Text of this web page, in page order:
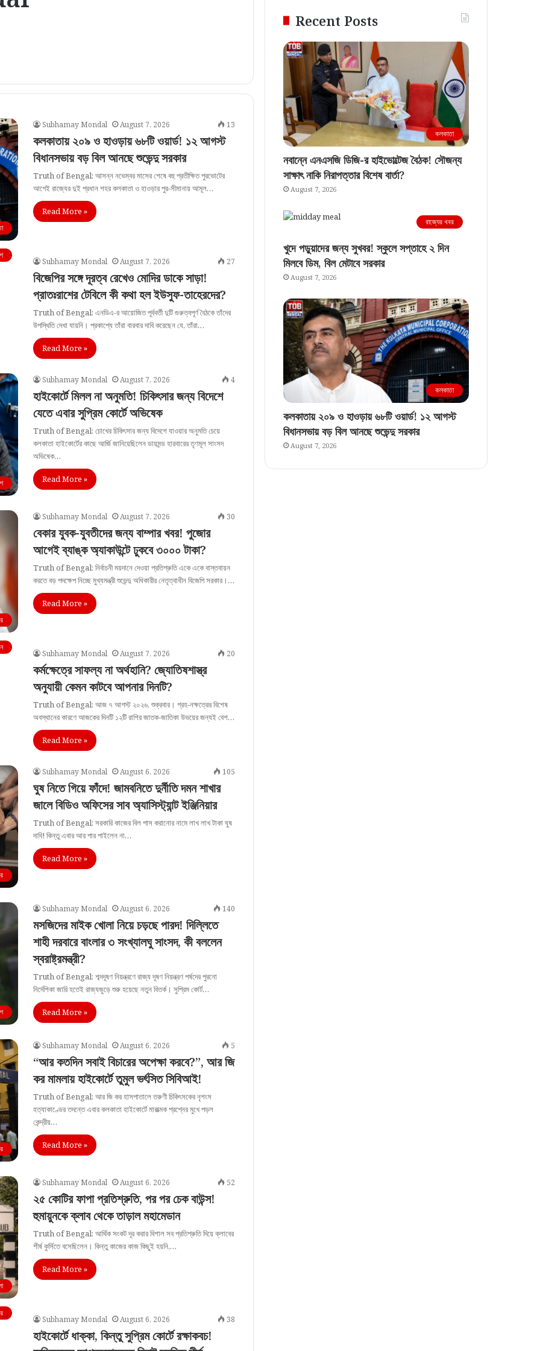
Subhamay Mondal August 7, 2026 13
কলকাতায় ২০৯ ও হাওড়ায় ৬৮টি ওয়ার্ড! ১২ আগস্ট
বিধানসভায় বড় বিল আনছে শুভেন্দু সরকার
Truth of Bengal: আসন্ন নভেম্বর মাসের শেষে বহু প্রতীক্ষিত পুরভোটের
আগেই রাজ্যের দুই প্রধান শহর কলকাতা ও হাওড়ার পুর-সীমানায় আমূল…
Read More »
Subhamay Mondal August 7, 2026 27
বিজেপির সঙ্গে দূরত্ব রেখেও মোদির ডাকে সাড়া!
প্রাতঃরাশের টেবিলে কী কথা হল ইউসুফ-তাহেরদের?
Truth of Bengal: এনডিএ-র আয়োজিত পূর্ববর্তী দুটি গুরুত্বপূর্ণ বৈঠকে তাঁদের
উপস্থিতি দেখা যায়নি। প্রকাশ্যে তাঁরা বারবার দাবি করেছেন যে, তাঁরা…
Read More »
Subhamay Mondal August 7, 2026 4
হাইকোর্টে মিলল না অনুমতি! চিকিৎসার জন্য বিদেশে
যেতে এবার সুপ্রিম কোর্টে অভিষেক
Truth of Bengal: চোখের চিকিৎসার জন্য বিদেশে যাওয়ার অনুমতি চেয়ে
কলকাতা হাইকোর্টের কাছে আর্জি জানিয়েছিলেন ডায়মন্ড হারবারের তৃণমূল সাংসদ
অভিষেক…
Read More »
Subhamay Mondal August 7, 2026 30
বেকার যুবক-যুবতীদের জন্য বাম্পার খবর! পুজোর
আগেই ব্যাঙ্ক অ্যাকাউন্টে ঢুকবে ৩০০০ টাকা?
Truth of Bengal: নির্বাচনী ময়দানে দেওয়া প্রতিশ্রুতি একে একে বাস্তবায়ন
করতে বড় পদক্ষেপ নিচ্ছে মুখ্যমন্ত্রী শুভেন্দু অধিকারীর নেতৃত্বাধীন বিজেপি সরকার।…
Read More »
Subhamay Mondal August 7, 2026 20
কর্মক্ষেত্রে সাফল্য না অর্থহানি? জ্যোতিষশাস্ত্র
অনুযায়ী কেমন কাটবে আপনার দিনটি?
Truth of Bengal: আজ ৭ আগস্ট ২০২৬, শুক্রবার। গ্রহ-নক্ষত্রের বিশেষ
অবস্থানের কারণে আজকের দিনটি ১২টি রাশির জাতক-জাতিকা উভয়ের জন্যই বেশ…
Read More »
Subhamay Mondal August 6, 2026 105
ঘুষ নিতে গিয়ে ফাঁদে! জামবনিতে দুর্নীতি দমন শাখার
জালে বিডিও অফিসের সাব অ্যাসিস্ট্যান্ট ইঞ্জিনিয়ার
Truth of Bengal: সরকারি কাজের বিল পাস করানোর নামে লাখ লাখ টাকা ঘুষ
দাবি! কিন্তু এবার আর পার পাইলেন না…
Read More »
Subhamay Mondal August 6, 2026 140
মসজিদের মাইক খোলা নিয়ে চড়ছে পারদ! দিল্লিতে
শাহী দরবারে বাংলার ৩ সংখ্যালঘু সাংসদ, কী বললেন
স্বরাষ্ট্রমন্ত্রী?
Truth of Bengal: শব্দদূষণ নিয়ন্ত্রণে রাজ্য দূষণ নিয়ন্ত্রণ পর্ষদের পুরনো
নির্দেশিকা জারি হতেই রাজ্যজুড়ে শুরু হয়েছে নতুন বিতর্ক। সুপ্রিম কোর্ট…
Read More »
Subhamay Mondal August 6, 2026 5
“আর কতদিন সবাই বিচারের অপেক্ষা করবে?”, আর জি
কর মামলায় হাইকোর্টে তুমুল ভর্ৎসিত সিবিআই!
Truth of Bengal: আর জি কর হাসপাতালে তরুণী চিকিৎসকের নৃশংস
হত্যাকাণ্ডের তদন্তে এবার কলকাতা হাইকোর্টে মারাত্মক প্রশ্নের মুখে পড়ল
কেন্দ্রীয়…
Read More »
Subhamay Mondal August 6, 2026 52
২৫ কোটির ফাপা প্রতিশ্রুতি, পর পর চেক বাউন্স!
হুমায়ুনকে ক্লাব থেকে তাড়াল মহামেডান
Truth of Bengal: আর্থিক সংকট দূর করার বিশাল সব প্রতিশ্রুতি দিয়ে ক্লাবের
শীর্ষ কুর্সিতে বসেছিলেন। কিন্তু কাজের কাজ কিছুই হয়নি,…
Read More »
Subhamay Mondal August 6, 2026 38
হাইকোর্টে ধাক্কা, কিন্তু সুপ্রিম কোর্টে রক্ষাকবচ!
Recent Posts
কলকাতা
নবান্নে এনএসজি ডিজি-র হাইভোল্টেজ বৈঠক! সৌজন্য
সাক্ষাৎ নাকি নিরাপত্তার বিশেষ বার্তা?
August 7, 2026
রাজ্যের খবর
খুদে পড়ুয়াদের জন্য সুখবর! স্কুলে সপ্তাহে ২ দিন
মিলবে ডিম, বিল মেটাবে সরকার
August 7, 2026
কলকাতা
কলকাতায় ২০৯ ও হাওড়ায় ৬৮টি ওয়ার্ড! ১২ আগস্ট
বিধানসভায় বড় বিল আনছে শুভেন্দু সরকার
August 7, 2026